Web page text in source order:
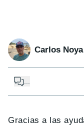
Carlos Noya
Gracias a las